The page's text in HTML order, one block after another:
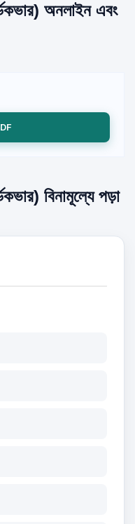
অনলাইন এবং
বিনামূল্যে পড়া